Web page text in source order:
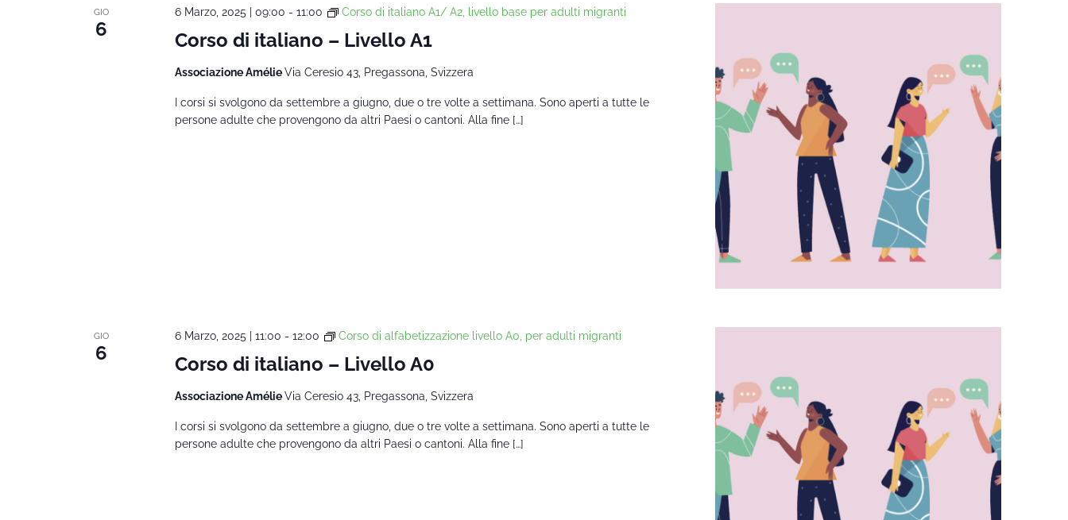
GIO
6 Corso di italiano – Livello A1
6 Marzo, 2025 | 09:00 - 11:00 Corso di italiano A1/ A2, livello base per adulti migranti
Associazione AmélieVia Ceresio 43, Pregassona, Svizzera
I corsi si svolgono da settembre a giugno, due o tre volte a settimana. Sono aperti a tutte le
persone adulte che provengono da altri Paesi o cantoni. Alla fine […]
GIO
6 Corso di italiano – Livello A0
6 Marzo, 2025 | 11:00 - 12:00 Corso di alfabetizzazione livello A0, per adulti migranti
Associazione AmélieVia Ceresio 43, Pregassona, Svizzera
I corsi si svolgono da settembre a giugno, due o tre volte a settimana. Sono aperti a tutte le
persone adulte che provengono da altri Paesi o cantoni. Alla fine […]